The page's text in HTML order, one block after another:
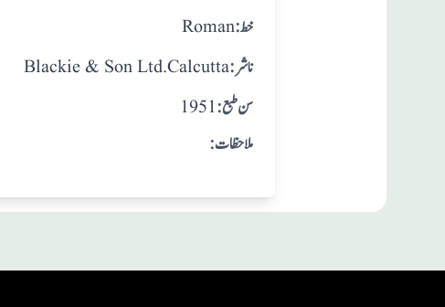
Roman :خط
Blackie & Son Ltd.Calcutta :ناشر
1951 : سن طبع
:ملاحظات